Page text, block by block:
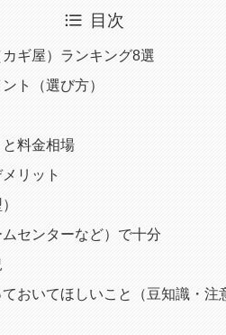
目次
ギ屋）ランキング8選
ト（選び方）
料金相場
リット
センターなど）で十分
おいてほしいこと（豆知識・注